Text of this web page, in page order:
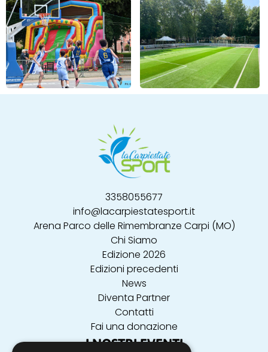
3358055677
info@lacarpiestatesport.it
Arena Parco delle Rimembranze Carpi (MO)
Chi Siamo
Edizione 2026
Edizioni precedenti
News
Diventa Partner
Contatti
Fai una donazione
I NOSTRI EVENTI